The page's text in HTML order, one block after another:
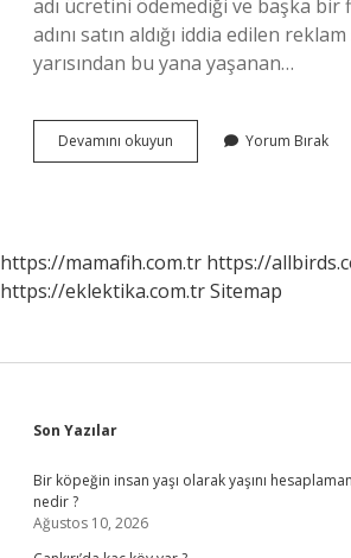
adı ücretini ödemediği ve başka bir
adını satın aldığı iddia edilen
yarısından bu yana yaşanan…
Devamını okuyun Sahibinden
Com
Yorum Bırak
https://mamafih.com.tr https://
https://eklektika.com.trSitemap
Sidebar
Son Yazılar
Bir köpeğin insan yaşı olarak yaşını
nedir ?
Ağustos 10, 2026